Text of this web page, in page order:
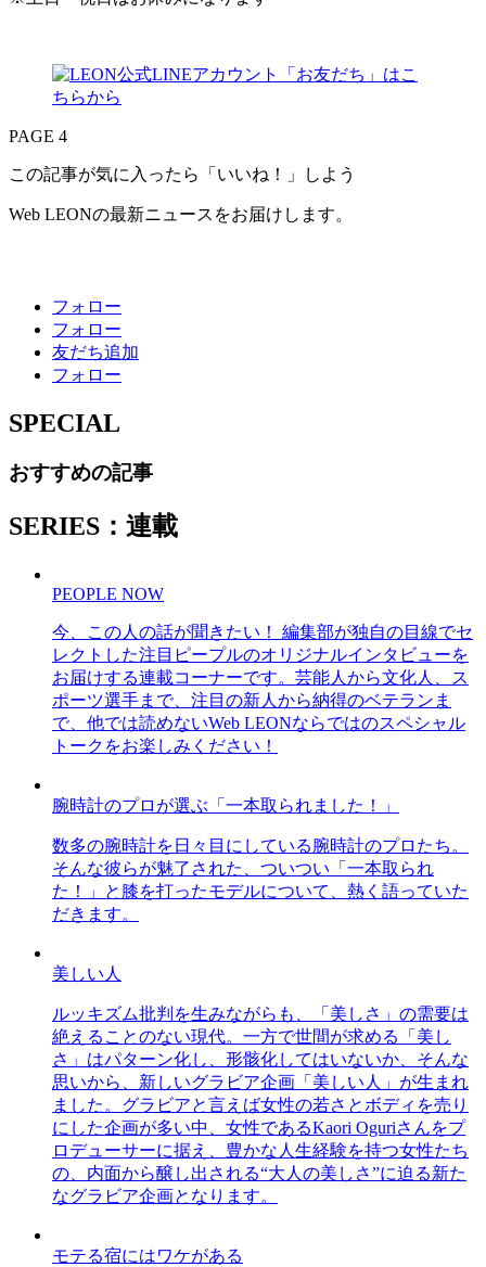
PAGE 4
この記事が気に入ったら「いいね！」しよう
Web LEONの最新ニュースをお届けします。
フォロー
フォロー
友だち追加
フォロー
SPECIAL
おすすめの記事
SERIES：連載
PEOPLE NOW
今、この人の話が聞きたい！ 編集部が独自の目線でセ
レクトした注目ピープルのオリジナルインタビューを
お届けする連載コーナーです。芸能人から文化人、ス
ポーツ選手まで、注目の新人から納得のベテランま
で、他では読めないWeb LEONならではのスペシャル
トークをお楽しみください！
腕時計のプロが選ぶ「一本取られました！」
数多の腕時計を日々目にしている腕時計のプロたち。
そんな彼らが魅了された、ついつい「一本取られ
た！」と膝を打ったモデルについて、熱く語っていた
だきます。
美しい人
ルッキズム批判を生みながらも、「美しさ」の需要は
絶えることのない現代。一方で世間が求める「美し
さ」はパターン化し、形骸化してはいないか、そんな
思いから、新しいグラビア企画「美しい人」が生まれ
ました。グラビアと言えば女性の若さとボディを売り
にした企画が多い中、女性であるKaori Oguriさんをプ
ロデューサーに据え、豊かな人生経験を持つ女性たち
の、内面から醸し出される“大人の美しさ”に迫る新た
なグラビア企画となります。
モテる宿にはワケがある